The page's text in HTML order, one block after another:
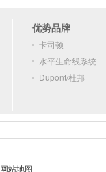
优势品牌
卡司顿
水平生命线系统
Dupont/杜邦
网站地图